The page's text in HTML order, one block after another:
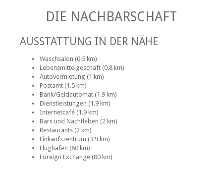
DIE NACHBARSCHAFT
AUSSTATTUNG IN DER NÄHE
Waschsalon (0.5 km)
Lebensmittelgeschäft (0.8 km)
Autovermietung (1 km)
Postamt (1.5 km)
Bank/Geldautomat (1.9 km)
Dienstleistungen (1.9 km)
Internetcafé (1.9 km)
Bars und Nachtleben (2 km)
Restaurants (2 km)
Einkaufszentrum (3.9 km)
Flughafen (80 km)
Foreign Exchange (80 km)